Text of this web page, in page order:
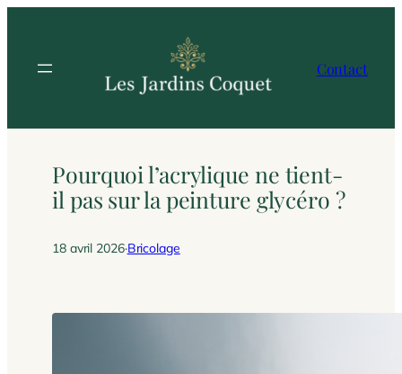
contenu
Contact
Pourquoi l’acrylique ne tient-
il pas sur la peinture glycéro ?
18 avril 2026·Bricolage